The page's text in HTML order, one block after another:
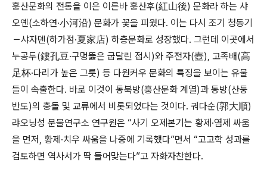
훙산문화의 전통을 이은 이른바 훙산후(紅山後) 문화라 하는 샤
오옌(소하연·小河沿) 문화가 꽃을 피웠다. 이는 다시 조기 청동기
－샤자뎬(하가점·夏家店) 하층문화로 성장했다. 그런데 이곳에서
누공두(鏤孔豆·구멍뚫은 굽달린 접시)와 주전자(壺), 고족배(高
足杯·다리가 높은 그릇) 등 다원커우 문화의 특징을 보이는 유물
들이 속출한다. 바로 이것이 동북방(훙산문화 계열)과 동방(산둥
반도)의 충돌 및 교류에서 비롯되었다는 것이다. 궈다순(郭大順)
랴오닝성 문물연구소 연구원은 “사기 오제본기는 황제·염제 싸움
을 먼저, 황제·치우 싸움을 나중에 기록했다”면서 “고고학 성과를
검토하면 역사서가 딱 들어맞는다”고 자화자찬한다.